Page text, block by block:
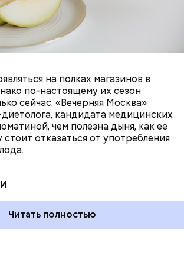
на полках магазинов в
по-настоящему их сезон
сейчас. «Вечерняя Москва»
диетолога, кандидата медицинских
чем полезна дыня, как ее
отказаться от употребления
обеспечивает дыне желтый
— эти каротиноиды
наше зрение;
мочегонное действие,
сердечно-сосудистую
скачки давления;
калию и не дает сосудам
Читать полностью
ФРУКТЫ
здоровому человеку
щавель в рацион несколько
на сковороде.